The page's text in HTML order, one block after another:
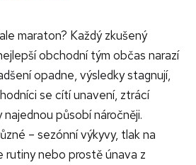
maraton? Každý zkušený
obchodní tým občas narazí
opadne, výsledky stagnují,
se cítí unavení, ztrácí
najednou působí náročněji.
– sezónní výkyvy, tlak na
rutiny nebo prostě únava z